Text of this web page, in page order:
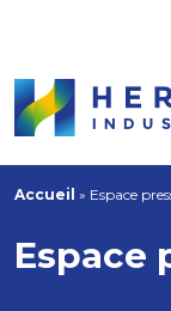
Accueil » Espace
Espace